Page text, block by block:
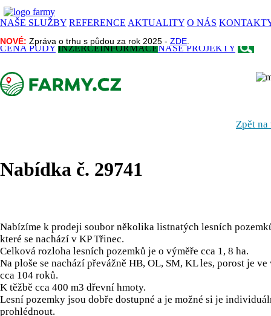
NAŠE SLUŽBY REFERENCE AKTUALITY O NÁS
NOVÉ: Zpráva o trhu s půdou za rok 2025 - ZDE
CENA PŮDY INZERCEINFORMACENAŠE PROJEKTY
NOVÉ: Zpráva o trhu s půdou za rok 2025 - ZDE
Zpět
Nabídka č. 29741
Nabízíme k prodeji soubor několika listnatých lesních
které se nachází v KP Třinec.
Celková rozloha lesních pozemků je o výměře cca 1, 8 ha.
Na ploše se nachází převážně HB, OL, SM, KL les, porost je ve
cca 104 roků.
K těžbě cca 400 m3 dřevní hmoty.
Lesní pozemky jsou dobře dostupné a je možné si je
prohlédnout.